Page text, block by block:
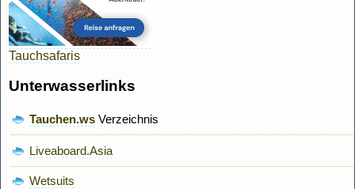
Tauchsafaris
Unterwasserlinks
Tauchen.ws Verzeichnis
Liveaboard.Asia
Wetsuits